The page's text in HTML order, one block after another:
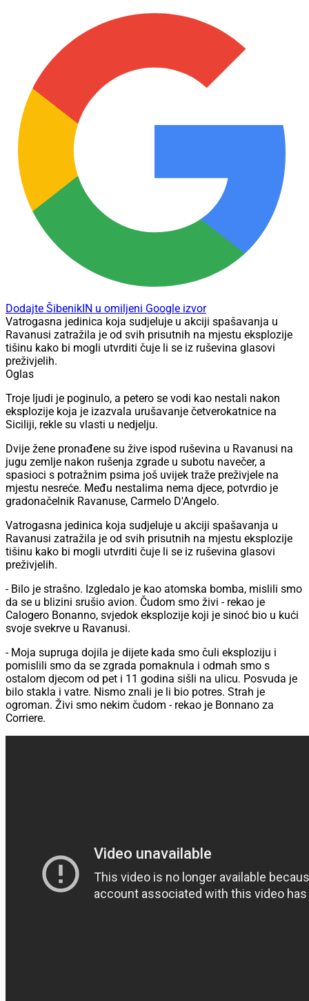
Vatrogasna jedinica koja sudjeluje u akciji spašavanja u
Ravanusi zatražila je od svih prisutnih na mjestu eksplozije
tišinu kako bi mogli utvrditi čuje li se iz ruševina glasovi
preživjelih.
Oglas
Troje ljudi je poginulo, a petero se vodi kao nestali nakon
eksplozije koja je izazvala urušavanje četverokatnice na
Siciliji, rekle su vlasti u nedjelju.
Dvije žene pronađene su žive ispod ruševina u Ravanusi na
jugu zemlje nakon rušenja zgrade u subotu navečer, a
spasioci s potražnim psima još uvijek traže preživjele na
mjestu nesreće. Među nestalima nema djece, potvrdio je
gradonačelnik Ravanuse, Carmelo D'Angelo.
Vatrogasna jedinica koja sudjeluje u akciji spašavanja u
Ravanusi zatražila je od svih prisutnih na mjestu eksplozije
tišinu kako bi mogli utvrditi čuje li se iz ruševina glasovi
preživjelih.
- Bilo je strašno. Izgledalo je kao atomska bomba, mislili smo
da se u blizini srušio avion. Čudom smo živi - rekao je
Calogero Bonanno, svjedok eksplozije koji je sinoć bio u kući
svoje svekrve u Ravanusi.
- Moja supruga dojila je dijete kada smo čuli eksploziju i
pomislili smo da se zgrada pomaknula i odmah smo s
ostalom djecom od pet i 11 godina sišli na ulicu. Posvuda je
bilo stakla i vatre. Nismo znali je li bio potres. Strah je
ogroman. Živi smo nekim čudom - rekao je Bonnano za
Corriere.